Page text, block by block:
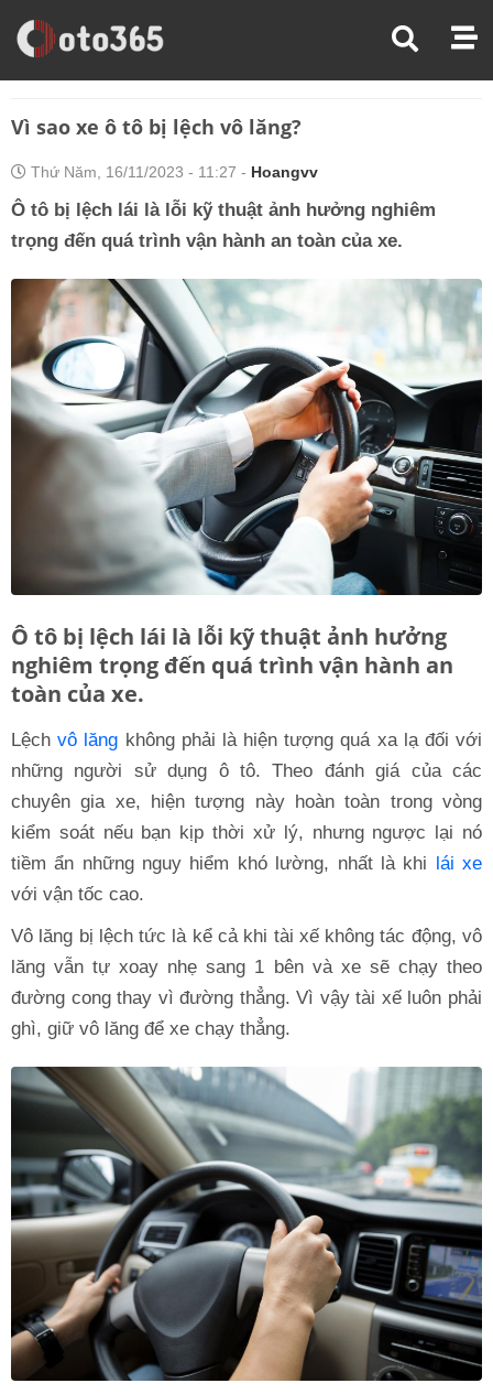
Trang Chủ
Kinh Nghiệm Lái Xe
Vì sao xe ô tô bị lệch vô lăng?
Thứ Năm, 16/11/2023 - 11:27 - Hoangvv
Ô tô bị lệch lái là lỗi kỹ thuật ảnh hưởng nghiêm
trọng đến quá trình vận hành an toàn của xe.
Ô tô bị lệch lái là lỗi kỹ thuật ảnh hưởng
nghiêm trọng đến quá trình vận hành an
toàn của xe.
Lệchvô lăng không phải là hiện tượng quá xa lạ đối với
những người sử dụng ô tô. Theo đánh giá của các
chuyên gia xe, hiện tượng này hoàn toàn trong vòng
kiểm soát nếu bạn kịp thời xử lý, nhưng ngược lại nó
tiềm ẩn những nguy hiểm khó lường, nhất là khi lái xe
với vận tốc cao.
Vô lăng bị lệch tức là kể cả khi tài xế không tác động, vô
lăng vẫn tự xoay nhẹ sang 1 bên và xe sẽ chạy theo
đường cong thay vì đường thẳng. Vì vậy tài xế luôn phải
ghì, giữ vô lăng để xe chạy thẳng.